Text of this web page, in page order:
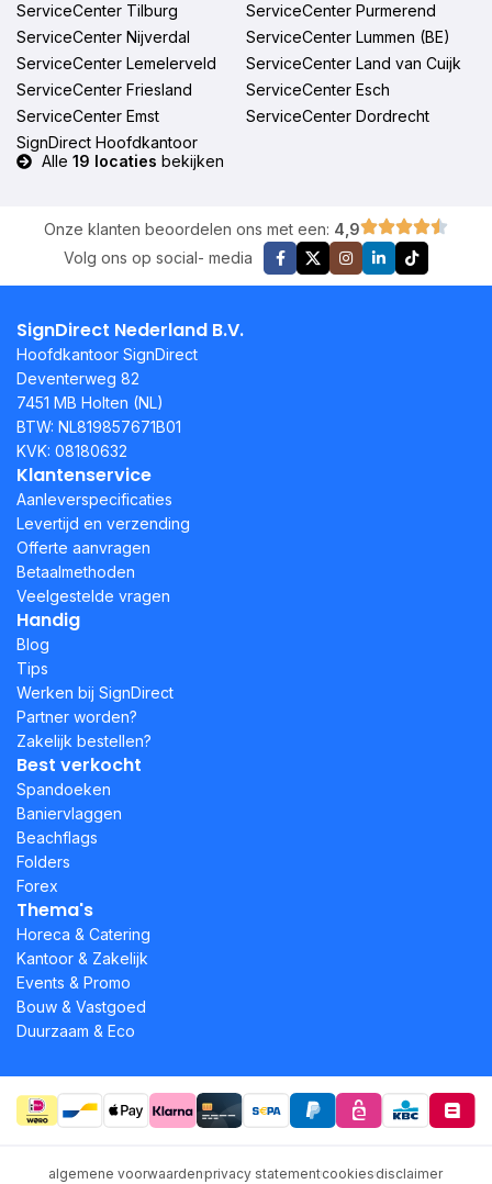
ServiceCenter Tilburg
ServiceCenter Purmerend
ServiceCenter Nijverdal
ServiceCenter Lummen (BE)
ServiceCenter Lemelerveld
ServiceCenter Land van Cuijk
ServiceCenter Friesland
ServiceCenter Esch
ServiceCenter Emst
ServiceCenter Dordrecht
SignDirect Hoofdkantoor
Alle 19 locaties bekijken
Onze klanten beoordelen ons met een: 4,9
Volg ons op social- media
SignDirect Nederland B.V.
Hoofdkantoor SignDirect
Deventerweg 82
7451 MB Holten (NL)
BTW: NL819857671B01
KVK: 08180632
Klantenservice
Aanleverspecificaties
Levertijd en verzending
Offerte aanvragen
Betaalmethoden
Veelgestelde vragen
Handig
Blog
Tips
Werken bij SignDirect
Partner worden?
Zakelijk bestellen?
Best verkocht
Spandoeken
Baniervlaggen
Beachflags
Folders
Forex
Thema's
Horeca & Catering
Kantoor & Zakelijk
Events & Promo
Bouw & Vastgoed
Duurzaam & Eco
algemene voorwaardenprivacy statementcookiesdisclaimer